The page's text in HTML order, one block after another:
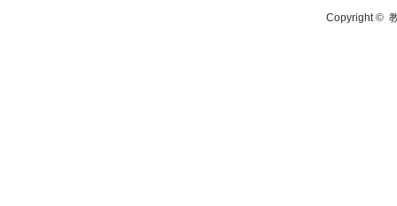
Copyright ©